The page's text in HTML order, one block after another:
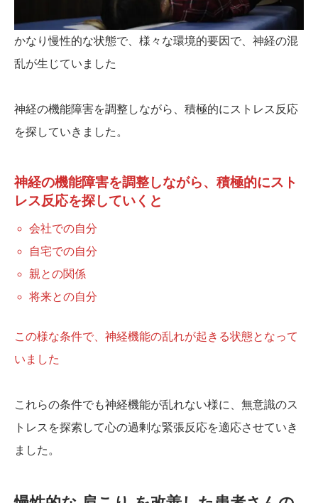
かなり慢性的な状態で、様々な環境的要因で、神経の混
乱が生じていました
神経の機能障害を調整しながら、積極的にストレス反応
を探していきました。
神経の機能障害を調整しながら、積極的にスト
レス反応を探していくと
会社での自分
自宅での自分
親との関係
将来との自分
この様な条件で、神経機能の乱れが起きる状態となって
いました
これらの条件でも神経機能が乱れない様に、無意識のス
トレスを探索して心の過剰な緊張反応を適応させていき
ました。